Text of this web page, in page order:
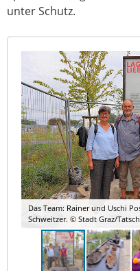
unter Schutz.
Das Team: Rainer und Uschi
Schweitzer. © Stadt Graz/